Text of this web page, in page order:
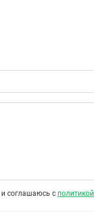
и соглашаюсь с политикой